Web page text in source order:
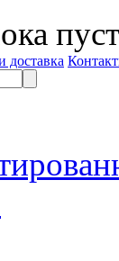
доставка